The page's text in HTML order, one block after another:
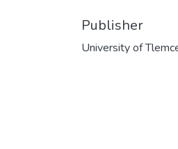
Publisher
University of